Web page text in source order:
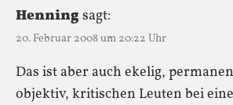
Henningsagt:
20. Februar 2008 um 20:22 Uhr
Das ist aber auch ekelig,
objektiv, kritischen Leuten bei